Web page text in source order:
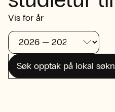
Vis for år
Søk opptak på lokal